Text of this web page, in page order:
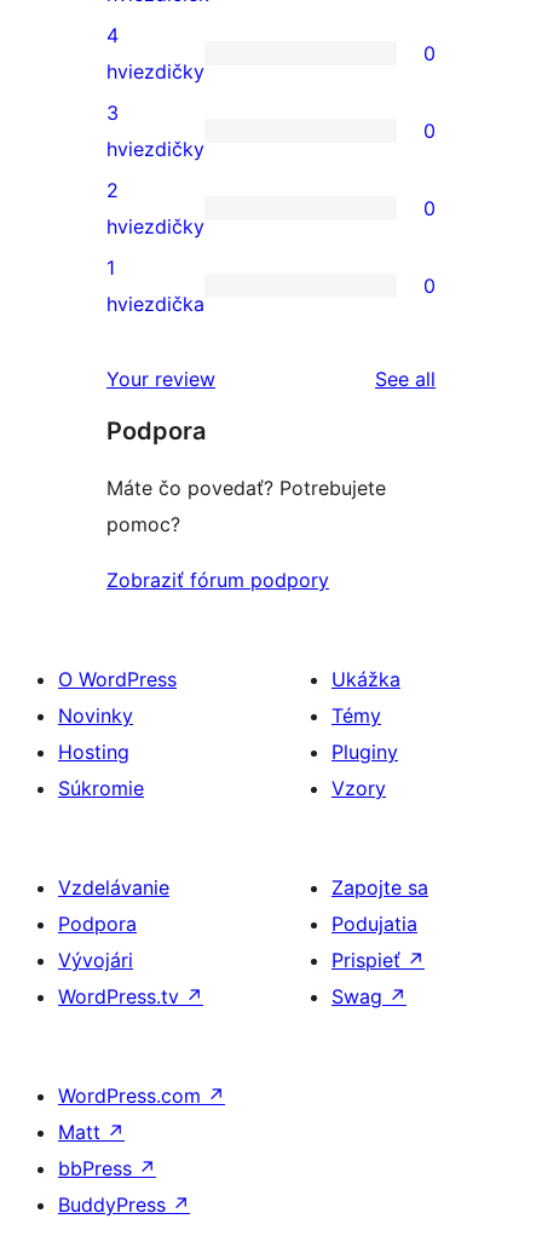
recenzia
s
5-
hviezdičkovým
0
recenzií
s
4-
hviezdičkovým
4
hviezdičky
0
0
recenzií
s
3-
hviezdičkovým
3
hviezdičky
0
0
recenzií
s
hviezdičkovým
2
hviezdičky
0
0
s
hviezdičkovým
hodnotením
1
hviezdička
0
Your review See all
Podpora
Máte čo povedať? Potrebujete
pomoc?
Zobraziť fórum podpory
O WordPress
Novinky
Hosting
Súkromie
Ukážka
Témy
Pluginy
Vzory
Vzdelávanie
Podpora
Vývojári
WordPress.tv ↗
Zapojte sa
Podujatia
Prispieť ↗
Swag ↗
WordPress.com ↗
Matt ↗
bbPress ↗
BuddyPress ↗